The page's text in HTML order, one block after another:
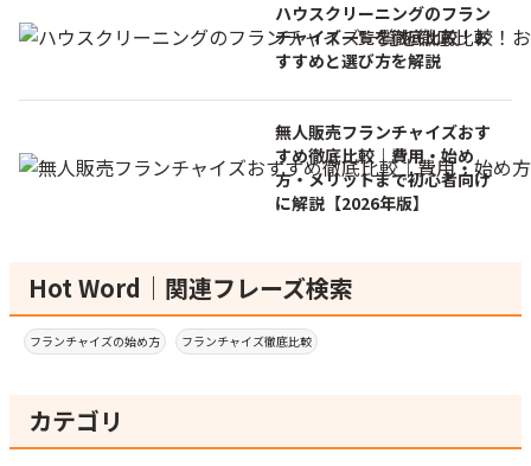
ハウスクリーニングのフラン
チャイズ一覧を徹底比較！お
すすめと選び方を解説
無人販売フランチャイズおす
すめ徹底比較｜費用・始め
方・メリットまで初心者向け
に解説【2026年版】
Hot Word｜関連フレーズ検索
フランチャイズの始め方 フランチャイズ徹底比較
カテゴリ